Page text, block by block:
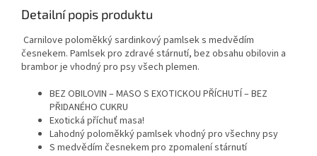
Detailní popis produktu
Carnilove poloměkký sardinkový pamlsek s medvědím
česnekem. Pamlsek pro zdravé stárnutí, bez obsahu obilovin a
brambor je vhodný pro psy všech plemen.
BEZ OBILOVIN – MASO S EXOTICKOU PŘÍCHUTÍ – BEZ
PŘIDANÉHO CUKRU
Exotická příchuť masa!
Lahodný poloměkký pamlsek vhodný pro všechny psy
S medvědím česnekem pro zpomalení stárnutí